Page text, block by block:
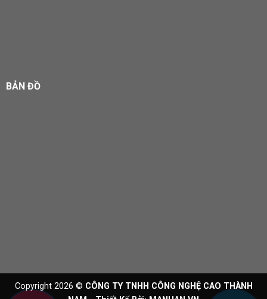
BẢN ĐỒ
Copyright 2026 © CÔNG TY TNHH CÔNG NGHỆ CAO THÀNH